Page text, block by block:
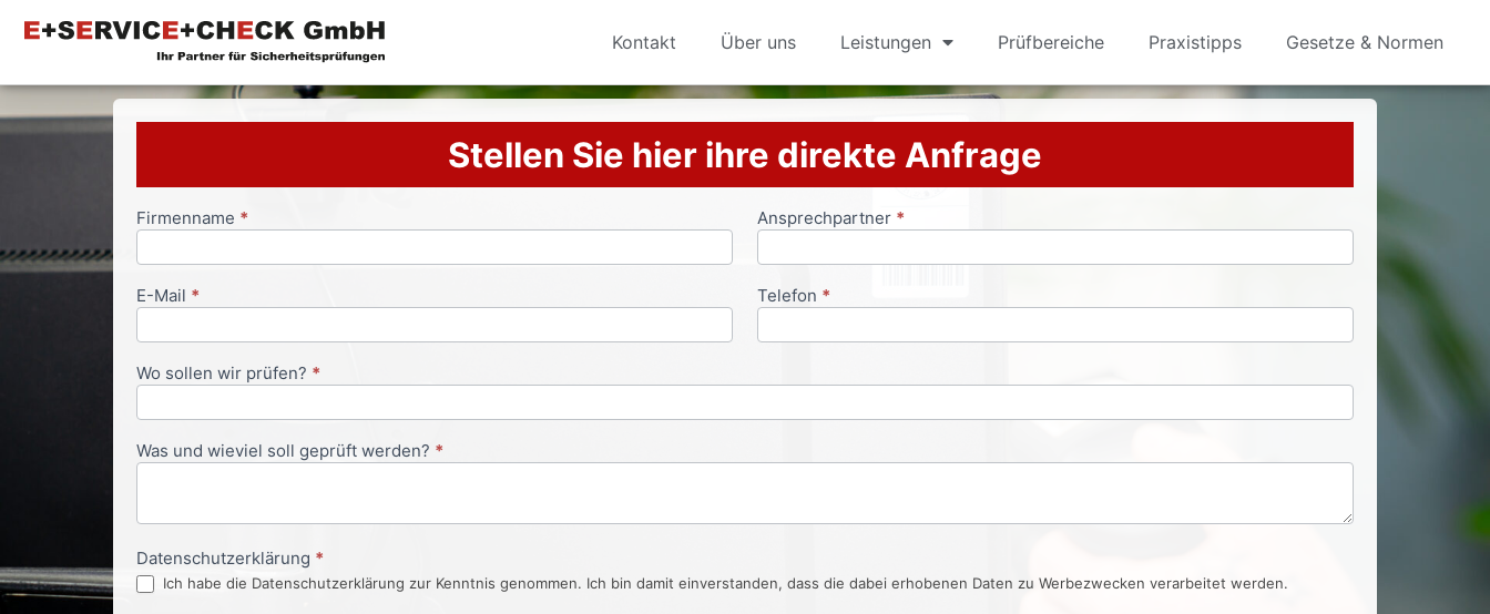
Kontakt Über uns Leistungen Prüfbereiche Praxistipps Gesetze & Normen
Stellen Sie hier ihre direkte Anfrage
Anfrageformular
Firmenname * Ansprechpartner *
E-Mail * Telefon *
Wo sollen wir prüfen? *
Was und wieviel soll geprüft werden? *
Datenschutzerklärung *
Ich habe die Datenschutzerklärung zur Kenntnis genommen. Ich bin damit einverstanden, dass die dabei erhobenen Daten zu Werbezwecken verarbeitet werden.